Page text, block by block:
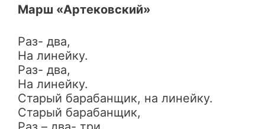
Марш «Артековский»
Раз- два,
На линейку.
Раз- два,
На линейку.
Старый барабанщик, на линейку.
Старый барабанщик,